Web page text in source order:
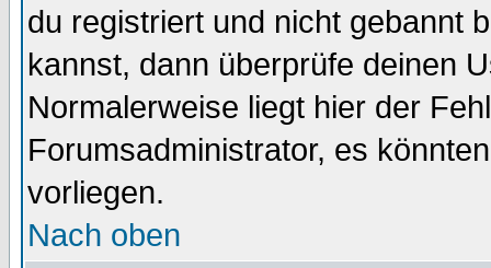
du registriert und nicht gebannt
kannst, dann überprüfe deinen
Normalerweise liegt hier der
Forumsadministrator, es
vorliegen.
Nach oben